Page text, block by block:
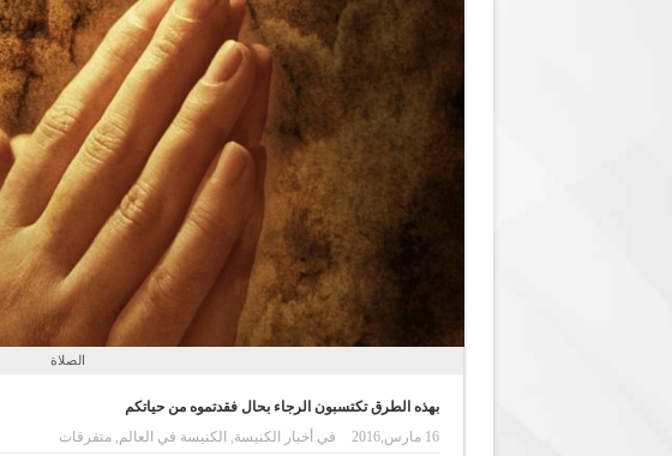
الصلاة
بهذه الطرق تكتسبون الرجاء بحال فقدتموه من حياتكم
16 مارس,2016
في أخبار الكنيسة, الكنيسة في العالم,متفرقات